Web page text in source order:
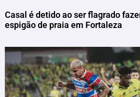
Casal é detido ao ser flagrado
espigão de praia em Fortaleza